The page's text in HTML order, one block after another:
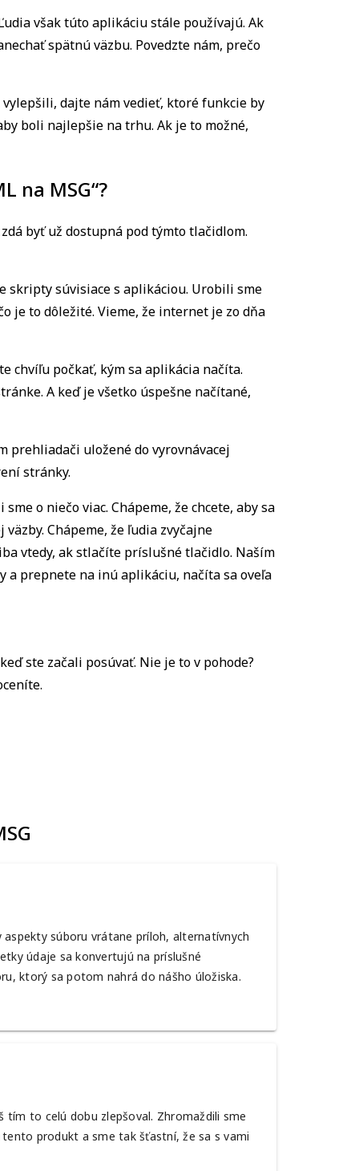
však túto aplikáciu stále používajú. Ak
spätnú väzbu. Povedzte nám, prečo
dajte nám vedieť, ktoré funkcie by
boli najlepšie na trhu. Ak je to možné,
na MSG“?
byť už dostupná pod týmto tlačidlom.
skripty súvisiace s aplikáciou. Urobili sme
je to dôležité. Vieme, že internet je zo dňa
chvíľu počkať, kým sa aplikácia načíta.
A keď je všetko úspešne načítané,
prehliadači uložené do vyrovnávacej
stránky.
o niečo viac. Chápeme, že chcete, aby sa
Chápeme, že ľudia zvyčajne
vtedy, ak stlačíte príslušné tlačidlo. Naším
a prepnete na inú aplikáciu, načíta sa oveľa
ste začali posúvať. Nie je to v pohode?
súboru vrátane príloh, alternatívnych
údaje sa konvertujú na príslušné
ktorý sa potom nahrá do nášho úložiska.
tím to celú dobu zlepšoval. Zhromaždili sme
produkt a sme tak šťastní, že sa s vami